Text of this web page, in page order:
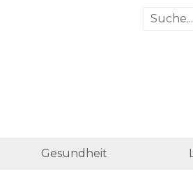
Gesundheit